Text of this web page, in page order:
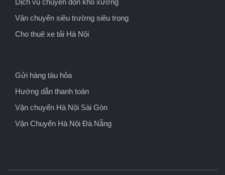
Dịch vụ chuyển dọn kho xưởng
Vận chuyển siêu trường siêu trọng
Cho thuê xe tải Hà Nội
Gửi hàng tàu hỏa
Hướng dẫn thanh toán
Vận chuyển Hà Nội Sài Gòn
Vận Chuyển Hà Nội Đà Nẵng